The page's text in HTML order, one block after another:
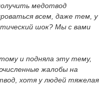
медотвод
всем, даже тем, у
шок? Мы с вами
и подняла эту тему,
жалобы на
хотя у людей тяжелая